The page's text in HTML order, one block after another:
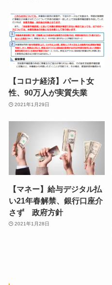
【コロナ経済】パート女
性、90万人が実質失業
2021年1月29日
【マネー】給与デジタル払
い21年春解禁、銀行口座介
さず 政府方針
2021年1月28日